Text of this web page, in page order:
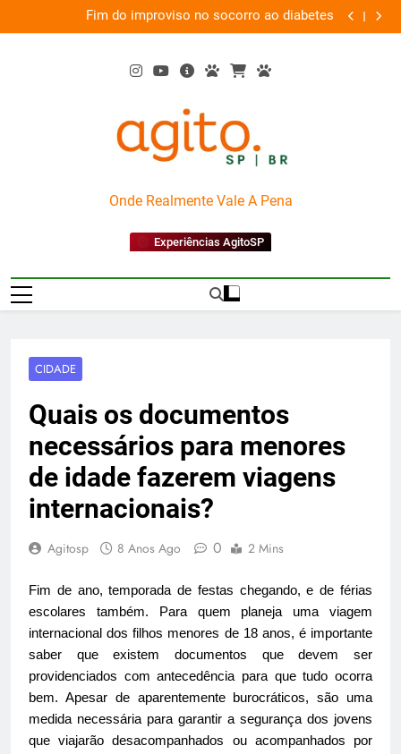
to
Fim do improviso no socorro ao diabetes
AgitoSP
Onde Realmente Vale A Pena
Experiências AgitoSP
CIDADE
Quais os documentos
necessários para menores
de idade fazerem viagens
internacionais?
Agitosp 8 Anos Ago 0 2 Mins
Fim de ano, temporada de festas chegando, e de férias
escolares também. Para quem planeja uma viagem
internacional dos filhos menores de 18 anos, é importante
saber que existem documentos que devem ser
providenciados com antecedência para que tudo ocorra
bem. Apesar de aparentemente burocráticos, são uma
medida necessária para garantir a segurança dos jovens
que viajarão desacompanhados ou acompanhados por